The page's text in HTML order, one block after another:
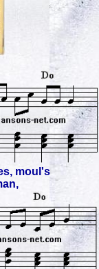
moul's